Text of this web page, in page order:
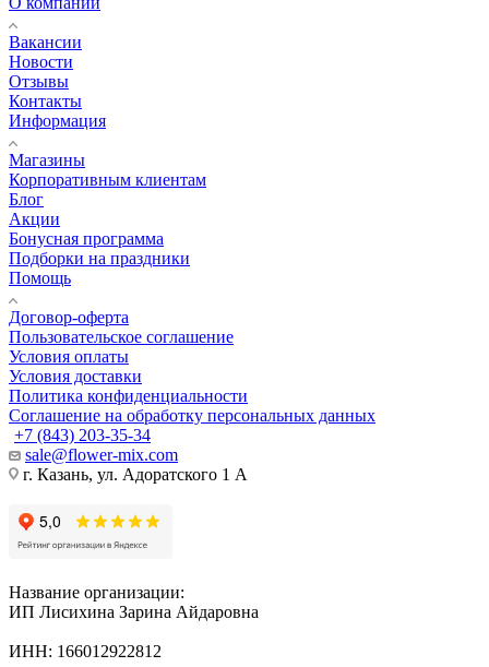
Вакансии
Новости
Отзывы
Контакты
Информация
Магазины
Корпоративным клиентам
Блог
Акции
Бонусная программа
Подборки на праздники
Помощь
Договор-оферта
Пользовательское соглашение
Условия оплаты
Условия доставки
Политика конфиденциальности
Соглашение на обработку персональных данных
+7 (843) 203-35-34
sale@flower-mix.com
г. Казань, ул. Адоратского 1 А
Название организации:
ИП Лисихина Зарина Айдаровна
ИНН: 166012922812